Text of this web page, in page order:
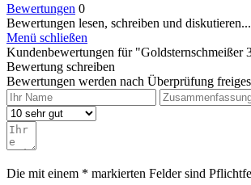
Bewertungen 0
Bewertungen lesen, schreiben und diskutieren...
Menü schließen
Kundenbewertungen für "Goldsternschmeißer
Bewertung schreiben
Bewertungen werden nach Überprüfung
Die mit einem * markierten Felder sind